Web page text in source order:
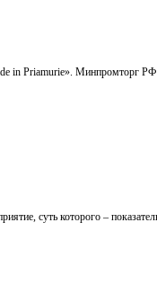
in Priamurie». Минпромторг
суть которого –